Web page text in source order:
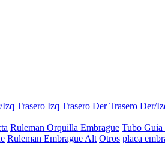
Izq Trasero Izq Trasero Der Trasero Der/
Ruleman Orquilla Embrague Tubo Guia
Ruleman Embrague Alt Otros placa